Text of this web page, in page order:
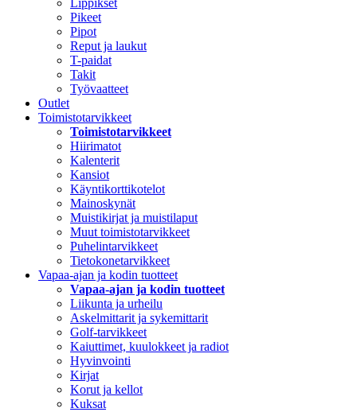
Lippikset
Pikeet
Pipot
Reput ja laukut
T-paidat
Takit
Työvaatteet
Outlet
Toimistotarvikkeet
Toimistotarvikkeet
Hiirimatot
Kalenterit
Kansiot
Käyntikorttikotelot
Mainoskynät
Muistikirjat ja muistilaput
Muut toimistotarvikkeet
Puhelintarvikkeet
Tietokonetarvikkeet
Vapaa-ajan ja kodin tuotteet
Vapaa-ajan ja kodin tuotteet
Liikunta ja urheilu
Askelmittarit ja sykemittarit
Golf-tarvikkeet
Kaiuttimet, kuulokkeet ja radiot
Hyvinvointi
Kirjat
Korut ja kellot
Kuksat